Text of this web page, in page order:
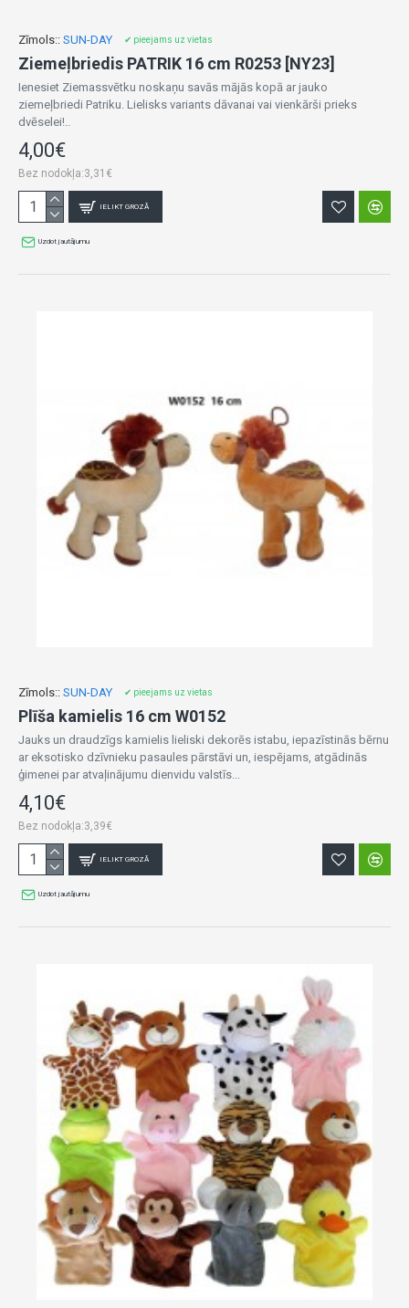
Zīmols:: SUN-DAY ✔ pieejams uz vietas
Ziemeļbriedis PATRIK 16 cm R0253 [NY23]
Ienesiet Ziemassvētku noskaņu savās mājās kopā ar jauko
ziemeļbriedi Patriku. Lielisks variants dāvanai vai vienkārši prieks
dvēselei!..
4,00€
Bez nodokļa:3,31€
IELIKT GROZĀ
Uzdot jautājumu
Zīmols:: SUN-DAY ✔ pieejams uz vietas
Plīša kamielis 16 cm W0152
Jauks un draudzīgs kamielis lieliski dekorēs istabu, iepazīstinās bērnu
ar eksotisko dzīvnieku pasaules pārstāvi un, iespējams, atgādinās
ģimenei par atvaļinājumu dienvidu valstīs...
4,10€
Bez nodokļa:3,39€
IELIKT GROZĀ
Uzdot jautājumu